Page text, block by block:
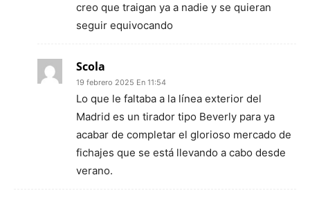
creo que traigan ya a nadie y se quieran
seguir equivocando
Scola
19 febrero 2025 En 11:54
Lo que le faltaba a la línea exterior del
Madrid es un tirador tipo Beverly para ya
acabar de completar el glorioso mercado de
fichajes que se está llevando a cabo desde
verano.